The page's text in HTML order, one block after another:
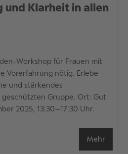
und Klarheit in allen
Workshop für Frauen mit
Vorerfahrung nötig. Erlebe
und stärkendes
Gruppe. Ort: Gut
2025, 13:30–17:30 Uhr.
Mehr